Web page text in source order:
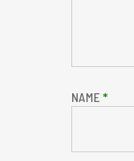
NAME *